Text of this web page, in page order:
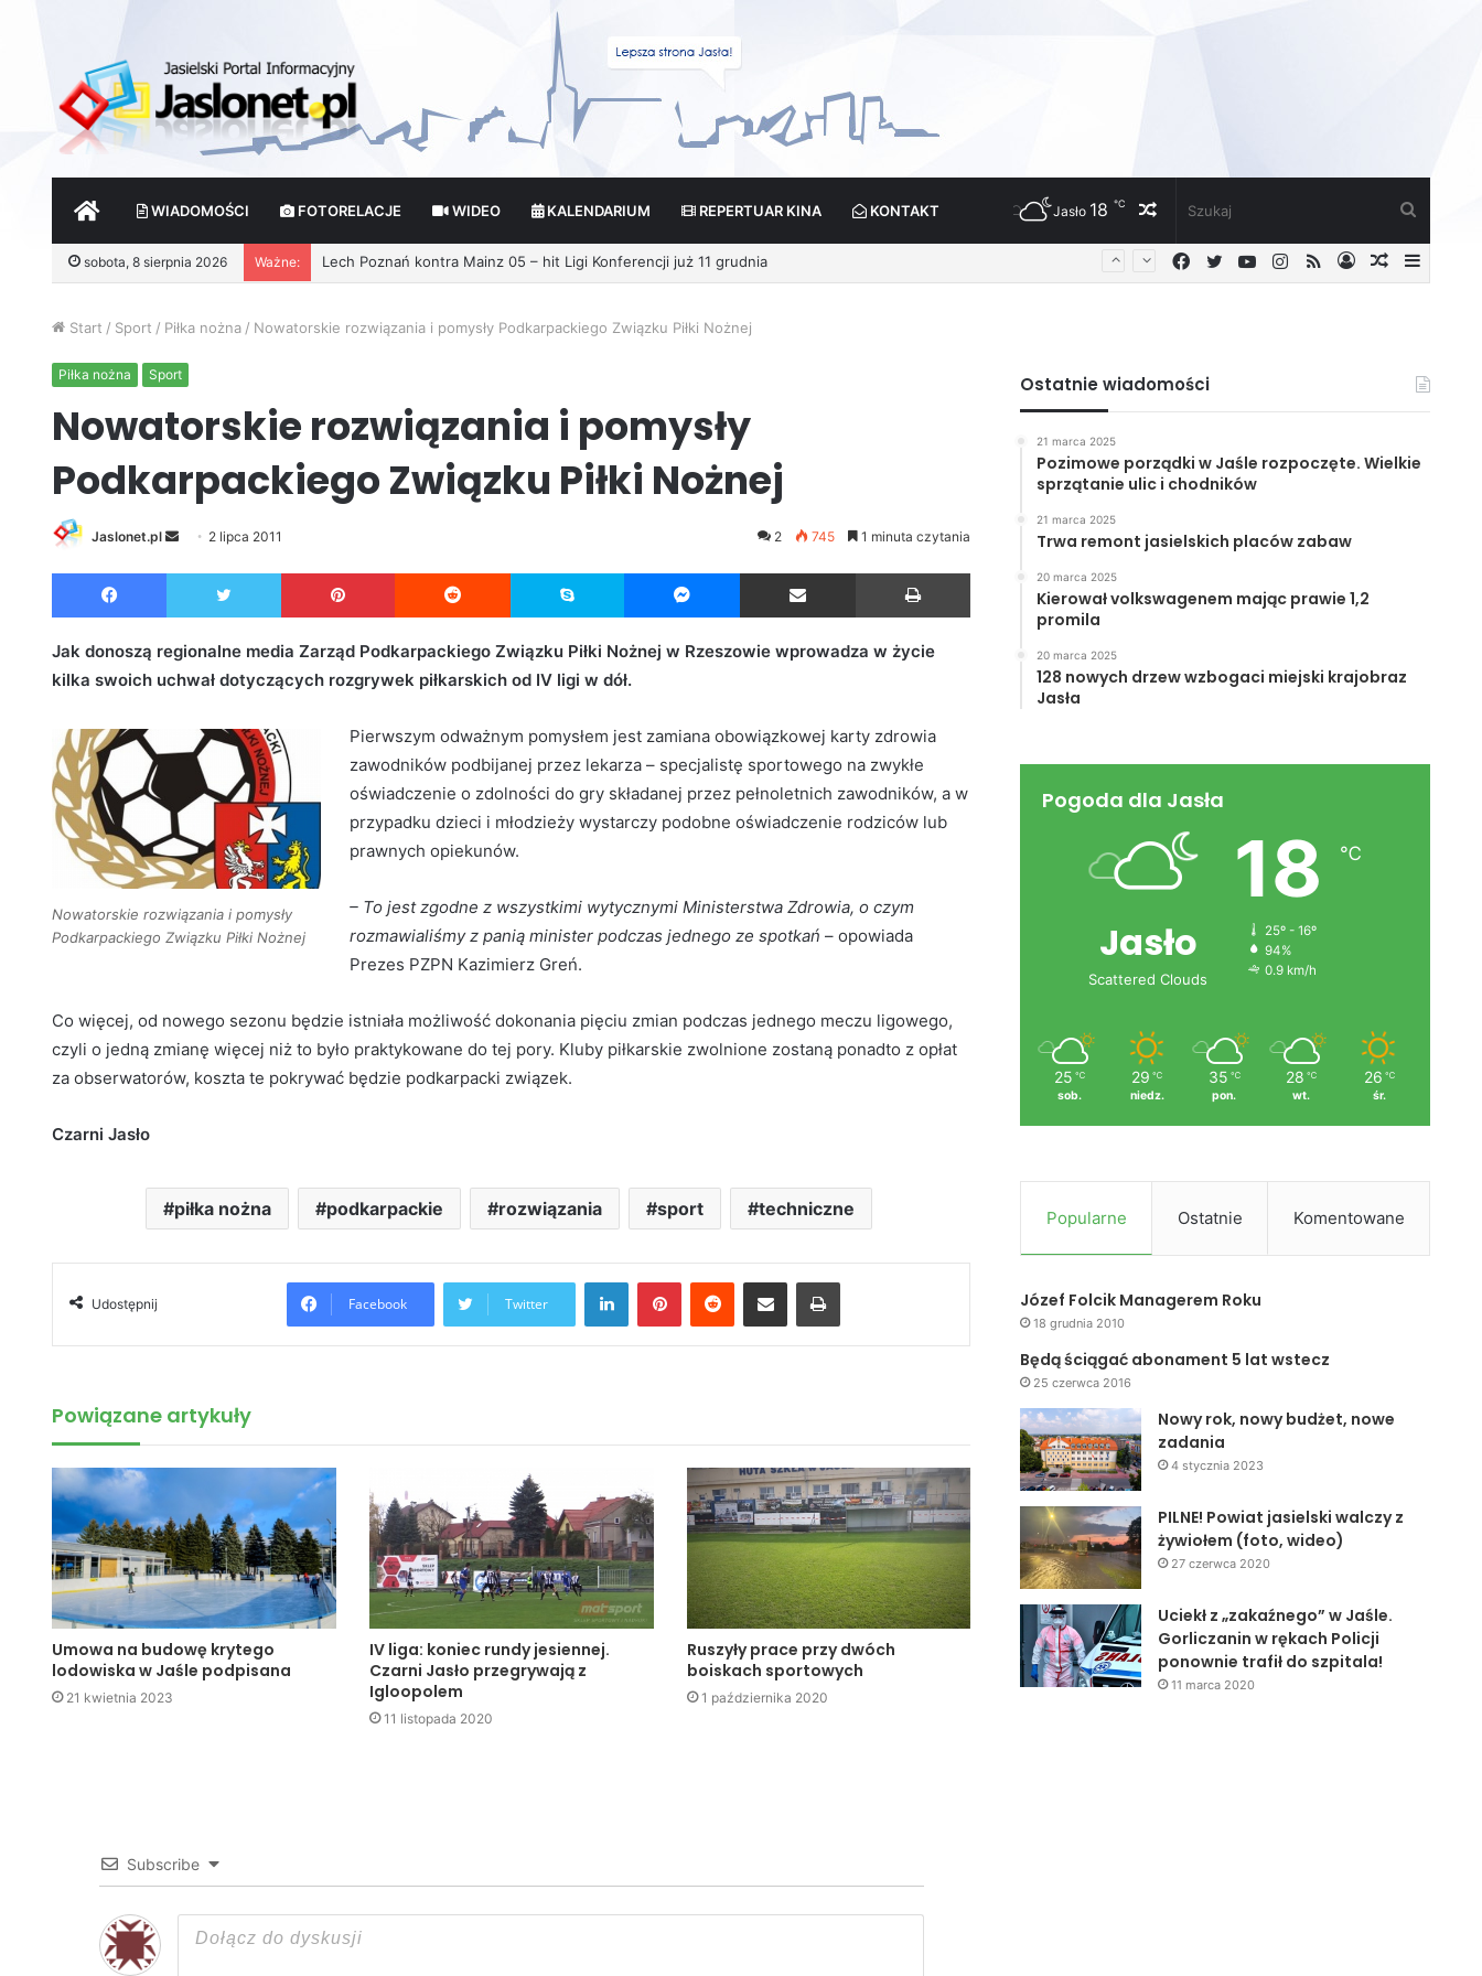
START WIADOMOŚCI FOTORELACJE WIDEO KALENDARIUM REPERTUAR KINA KONTAKT Losowy
artykuł
Jasło 18 ℃
sobota, 8 sierpnia 2026 Ważne:
Losowy
Zaloguj
RSS
Instagram
YouTube
Twitter
Facebook
Start / Sport / Piłka nożna / Nowatorskie rozwiązania i pomysły Podkarpackiego Związku Piłki Nożnej
Piłka nożna Sport
Nowatorskie rozwiązania i pomysły
Podkarpackiego Związku Piłki Nożnej
Jaslonet.pl
d
a
2 lipca 2011 2 745 1 minuta czytania
Facebook Twitter Pinterest Reddit Skype Messenger Udostępnij przez Email
Jak donoszą regionalne media Zarząd Podkarpackiego Związku Piłki Nożnej w Rzeszowie wprowadza w życie
kilka swoich uchwał dotyczących rozgrywek piłkarskich od IV ligi w dół.
Nowatorskie rozwiązania i pomysły
Podkarpackiego Związku Piłki Nożnej
Pierwszym odważnym pomysłem jest zamiana obowiązkowej karty zdrowia
zawodników podbijanej przez lekarza – specjalistę sportowego na zwykłe
oświadczenie o zdolności do gry składanej przez pełnoletnich zawodników, a w
przypadku dzieci i młodzieży wystarczy podobne oświadczenie rodziców lub
prawnych opiekunów.
– To jest zgodne z wszystkimi wytycznymi Ministerstwa Zdrowia, o czym
rozmawialiśmy z panią minister podczas jednego ze spotkań– opowiada
Prezes PZPN Kazimierz Greń.
Co więcej, od nowego sezonu będzie istniała możliwość dokonania pięciu zmian podczas jednego meczu ligowego,
czyli o jedną zmianę więcej niż to było praktykowane do tej pory. Kluby piłkarskie zwolnione zostaną ponadto z opłat
za obserwatorów, koszta te pokrywać będzie podkarpacki związek.
Czarni Jasło
piłka nożna podkarpackie rozwiązania sport techniczne
Udostępnij Facebook Twitter
LinkedIn
Powiązane artykuły
Umowa na budowę krytego
lodowiska w Jaśle podpisana
21 kwietnia 2023
IV liga: koniec rundy jesiennej.
Czarni Jasło przegrywają z
Igloopolem
11 listopada 2020
Ruszyły prace przy dwóch
boiskach sportowych
1 października 2020
Subscribe
Ostatnie wiadomości
21 marca 2025
Pozimowe porządki w Jaśle rozpoczęte. Wielkie
sprzątanie ulic i chodników
21 marca 2025
Trwa remont jasielskich placów zabaw
20 marca 2025
Kierował volkswagenem mając prawie 1,2
promila
20 marca 2025
128 nowych drzew wzbogaci miejski krajobraz
Jasła
Pogoda dla Jasła
Jasło
Scattered Clouds
18 ℃
25º - 16º
94%
0.9 km/h
25 ℃
sob.
29 ℃
niedz.
35 ℃
pon.
28 ℃
wt.
26 ℃
śr.
Popularne Ostatnie Komentowane
Józef Folcik Managerem Roku
18 grudnia 2010
Będą ściągać abonament 5 lat wstecz
25 czerwca 2016
Nowy rok, nowy budżet, nowe
zadania
4 stycznia 2023
PILNE! Powiat jasielski walczy z
żywiołem (foto, wideo)
27 czerwca 2020
Uciekł z „zakaźnego” w Jaśle.
Gorliczanin w rękach Policji
ponownie trafił do szpitala!
11 marca 2020